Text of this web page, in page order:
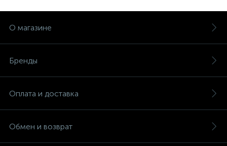
О магазине
Бренды
Оплата и доставка
Обмен и возврат